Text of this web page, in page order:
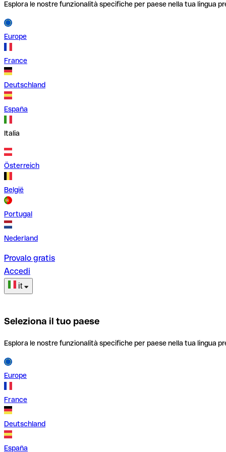
Esplora le nostre funzionalità specifiche per paese nella tua lingua
Europe
France
Deutschland
España
Italia
Österreich
België
Portugal
Nederland
Provalo gratis
Accedi
it
Seleziona il tuo paese
Esplora le nostre funzionalità specifiche per paese nella tua lingua
Europe
France
Deutschland
España